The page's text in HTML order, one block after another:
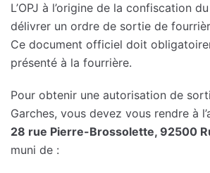
L’OPJ à l’origine de la confiscation
délivrer un ordre de sortie de
Ce document officiel doit
présenté à la fourrière.
Pour obtenir une autorisation de
Garches, vous devez vous rendre à
28 rue Pierre-Brossolette, 92500
muni de :